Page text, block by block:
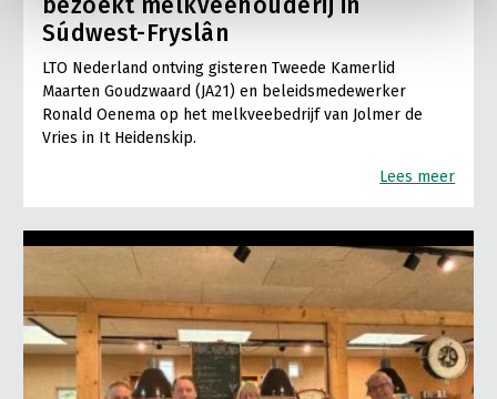
Súdwest-Fryslân
LTO Nederland ontving gisteren Tweede Kamerlid
Maarten Goudzwaard (JA21) en beleidsmedewerker
Ronald Oenema op het melkveebedrijf van Jolmer de
Vries in It Heidenskip.
Lees meer